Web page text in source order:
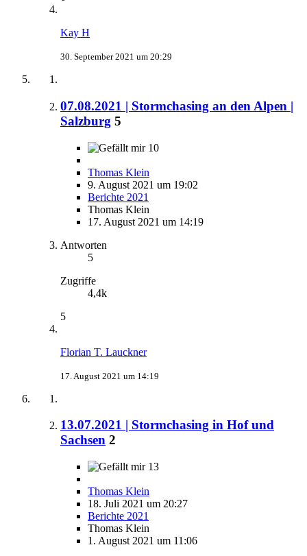
Kay H
30. September 2021 um 20:29
07.08.2021 | Stormchasing an den Alpen |
Salzburg 5
10
Thomas Klein
9. August 2021 um 19:02
Berichte 2021
Thomas Klein
17. August 2021 um 14:19
Antworten
5
Zugriffe
4,4k
5
Florian T. Lauckner
17. August 2021 um 14:19
13.07.2021 | Stormchasing in Hof und
Sachsen 2
13
Thomas Klein
18. Juli 2021 um 20:27
Berichte 2021
Thomas Klein
1. August 2021 um 11:06